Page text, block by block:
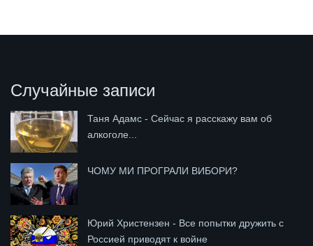
Случайные записи
Таня Адамс - Сейчас я расскажу вам об
алкоголе...
ЧОМУ МИ ПРОГРАЛИ ВИБОРИ?
Юрий Христензен - Все попытки дружить с
Россией приводят к войне